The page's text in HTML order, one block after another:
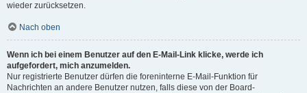
wieder zurücksetzen.
Nach oben
Wenn ich bei einem Benutzer auf den E-Mail-Link klicke, werde ich
aufgefordert, mich anzumelden.
Nur registrierte Benutzer dürfen die foreninterne E-Mail-Funktion für
Nachrichten an andere Benutzer nutzen, falls diese von der Board-